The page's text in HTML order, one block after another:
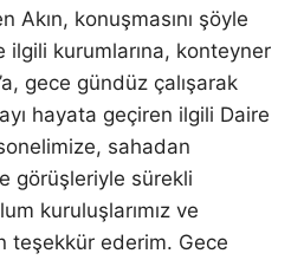
Akın, konuşmasını şöyle
ilgili kurumlarına, konteyner
, gece gündüz çalışarak
hayata geçiren ilgili Daire
sahadan
görüşleriyle sürekli
kuruluşlarımız ve
teşekkür ederim. Gece